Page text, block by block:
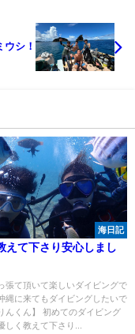
シ！
海日記
えて下さり安心しまし
張て頂いて楽しいダイビングで
縄に来てもダイビングしたいで
くん】 初めてのダイビング
しく教えて下さり...